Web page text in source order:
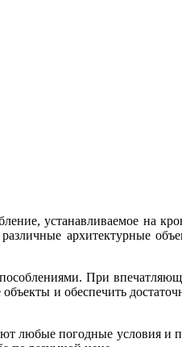
устанавливаемое на
архитектурные
При
и обеспечить
любые погодные условия и